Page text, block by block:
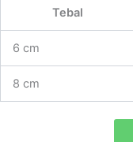
Tebal
6 cm
8 cm